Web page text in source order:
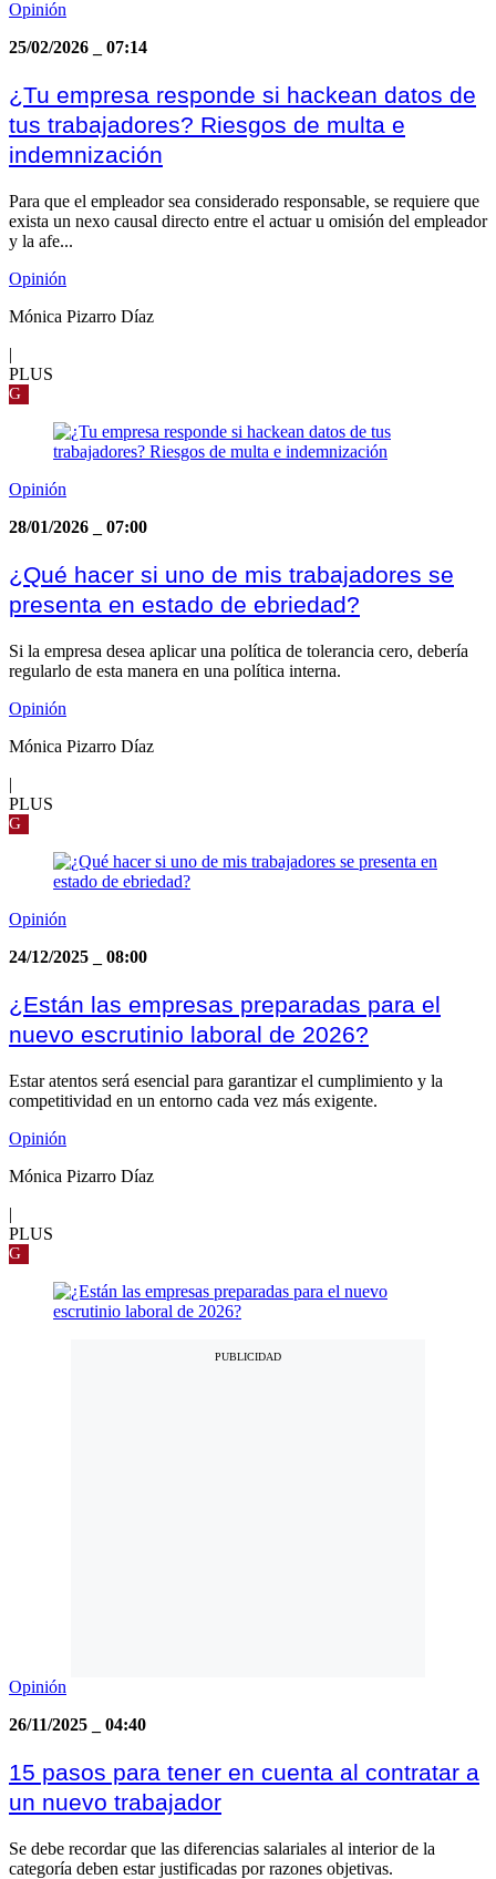
Opinión
25/02/2026
07:14
¿Tu empresa responde si hackean datos de
tus trabajadores? Riesgos de multa e
indemnización
Para que el empleador sea considerado responsable, se requiere que
exista un nexo causal directo entre el actuar u omisión del empleador
y la afe...
Opinión
Mónica Pizarro Díaz
|
PLUS
G
Opinión
28/01/2026
07:00
¿Qué hacer si uno de mis trabajadores se
presenta en estado de ebriedad?
Si la empresa desea aplicar una política de tolerancia cero, debería
regularlo de esta manera en una política interna.
Opinión
Mónica Pizarro Díaz
|
PLUS
G
Opinión
24/12/2025
08:00
¿Están las empresas preparadas para el
nuevo escrutinio laboral de 2026?
Estar atentos será esencial para garantizar el cumplimiento y la
competitividad en un entorno cada vez más exigente.
Opinión
Mónica Pizarro Díaz
|
PLUS
G
Opinión
26/11/2025
04:40
15 pasos para tener en cuenta al contratar a
un nuevo trabajador
Se debe recordar que las diferencias salariales al interior de la
categoría deben estar justificadas por razones objetivas.